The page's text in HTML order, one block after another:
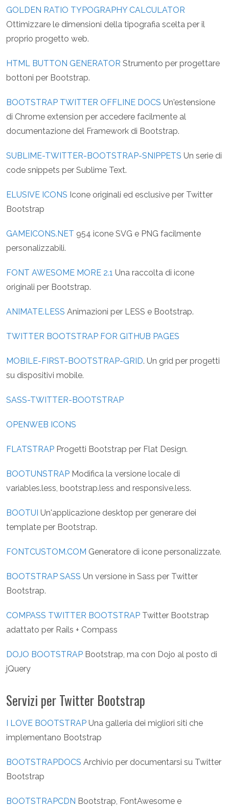
GOLDEN RATIO TYPOGRAPHY CALCULATOR
Ottimizzare le dimensioni della tipografia scelta per il
proprio progetto web.
HTML BUTTON GENERATOR Strumento per progettare
bottoni per Bootstrap.
BOOTSTRAP TWITTER OFFLINE DOCS Un'estensione
di Chrome extension per accedere facilmente al
documentazione del Framework di Bootstrap.
SUBLIME-TWITTER-BOOTSTRAP-SNIPPETS Un serie di
code snippets per Sublime Text.
ELUSIVE ICONS Icone originali ed esclusive per Twitter
Bootstrap
GAMEICONS.NET 954 icone SVG e PNG facilmente
personalizzabili.
FONT AWESOME MORE 2.1 Una raccolta di icone
originali per Bootstrap.
ANIMATE.LESS Animazioni per LESS e Bootstrap.
TWITTER BOOTSTRAP FOR GITHUB PAGES
MOBILE-FIRST-BOOTSTRAP-GRID. Un grid per progetti
su dispositivi mobile.
SASS-TWITTER-BOOTSTRAP
OPENWEB ICONS
FLATSTRAP Progetti Bootstrap per Flat Design.
BOOTUNSTRAP Modifica la versione locale di
variables.less, bootstrap.less and responsive.less.
BOOTUI Un'applicazione desktop per generare dei
template per Bootstrap.
FONTCUSTOM.COM Generatore di icone personalizzate.
BOOTSTRAP SASS Un versione in Sass per Twitter
Bootstrap.
COMPASS TWITTER BOOTSTRAP Twitter Bootstrap
adattato per Rails + Compass
DOJO BOOTSTRAP Bootstrap, ma con Dojo al posto di
jQuery
Servizi per Twitter Bootstrap
I LOVE BOOTSTRAP Una galleria dei migliori siti che
implementano Bootstrap
BOOTSTRAPDOCS Archivio per documentarsi su Twitter
Bootstrap
BOOTSTRAPCDN Bootstrap, FontAwesome e